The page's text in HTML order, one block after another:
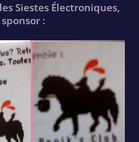
Siestes Électroniques,
: